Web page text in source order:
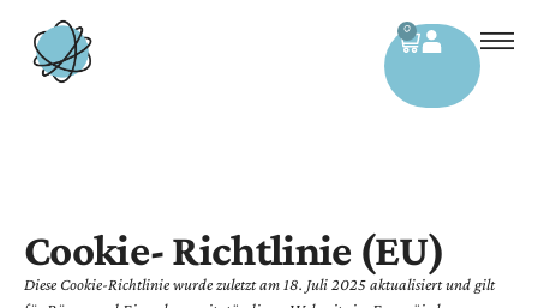
0
Cookie- Richtlinie (EU)
Diese Cookie-Richtlinie wurde zuletzt am 18. Juli 2025 aktualisiert und gilt